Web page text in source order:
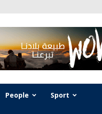
People Sport